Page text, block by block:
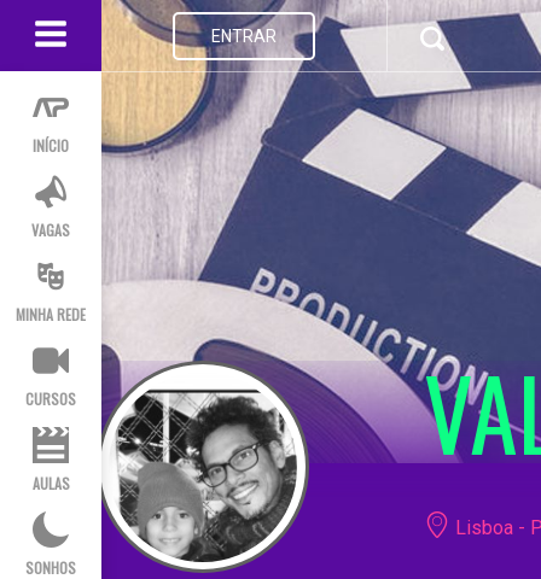
INÍCIO
VAGAS
MINHA REDE
CURSOS
AULAS
SONHOS
ENTRAR
Lisboa -